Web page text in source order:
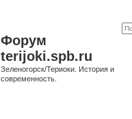
Форум
terijoki.spb.ru
Зеленогорск/Териоки. История и
современность.